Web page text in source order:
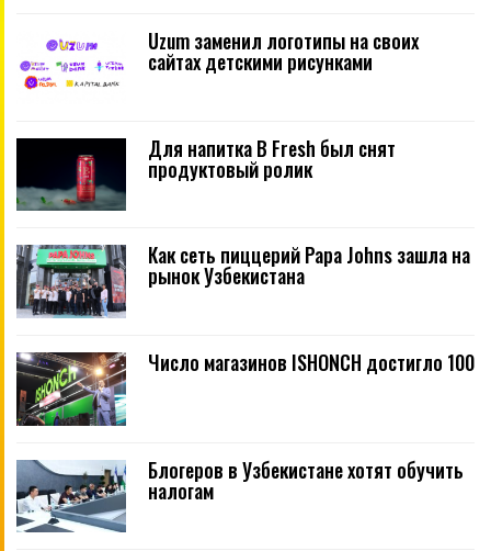
Uzum заменил логотипы на своих
сайтах детскими рисунками
Для напитка B Fresh был снят
продуктовый ролик
Как сеть пиццерий Papa Johns зашла на
рынок Узбекистана
Число магазинов ISHONCH достигло 100
Блогеров в Узбекистане хотят обучить
налогам